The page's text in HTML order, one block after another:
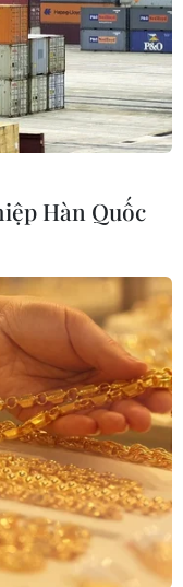
Hàn Quốc